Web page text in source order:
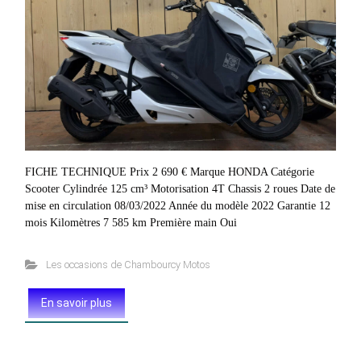
FICHE TECHNIQUE Prix 2 690 € Marque HONDA Catégorie
Scooter Cylindrée 125 cm³ Motorisation 4T Chassis 2 roues Date de
mise en circulation 08/03/2022 Année du modèle 2022 Garantie 12
mois Kilomètres 7 585 km Première main Oui
Les occasions de Chambourcy Motos
En savoir plus